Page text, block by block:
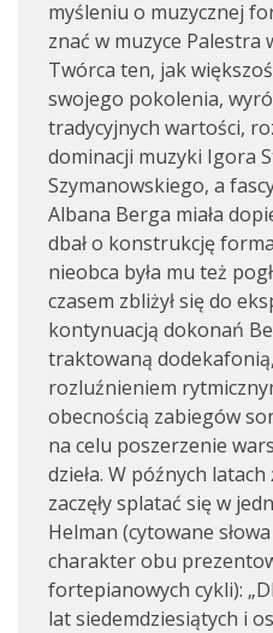
myśleniu o muzycznej
znać w muzyce
Twórca ten, jak
swojego pokolenia,
tradycyjnych wartości,
dominacji muzyki Igora
Szymanowskiego, a
Albana Berga miała
dbał o konstrukcję
nieobca była mu też
czasem zbliżył się do
kontynuacją dokonań
traktowaną
rozluźnieniem
obecnością zabiegów
na celu poszerzenie
dzieła. W późnych
zaczęły splatać się w
Helman (cytowane
charakter obu
fortepianowych cykli):
lat siedemdziesiątych i